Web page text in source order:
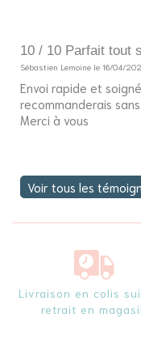
10 / 10 Parfait tout
Sébastien Lemoine le 16/04/
Envoi rapide et
recommanderais
Merci à vous
Voir tous les
Livraison en colis
retrait en